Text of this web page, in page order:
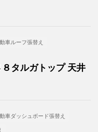
車ルーフ張替え
タルガトップ 天井
車ダッシュボード張替え